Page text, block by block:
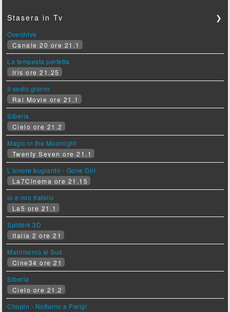
Stasera in Tv ❯
Overdrive
Canale 20 ore 21.1
La tempesta perfetta
Iris ore 21.25
Il sesto giorno
Rai Movie ore 21.1
Siberia
Cielo ore 21.2
Magic in the Moonlight
Twenty Seven ore 21.1
L'amore bugiardo - Gone Girl
La7Cinema ore 21.15
Io e mio fratello
La5 ore 21.1
Spiders 3D
Italia 2 ore 21
Matrimonio al Sud
Cine34 ore 21
Siberia
Cielo ore 21.2
Chopin - Notturno a Parigi